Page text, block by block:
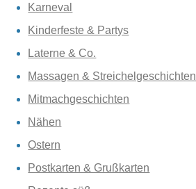
Karneval
Kinderfeste & Partys
Laterne & Co.
Massagen & Streichelgeschichten
Mitmachgeschichten
Nähen
Ostern
Postkarten & Grußkarten